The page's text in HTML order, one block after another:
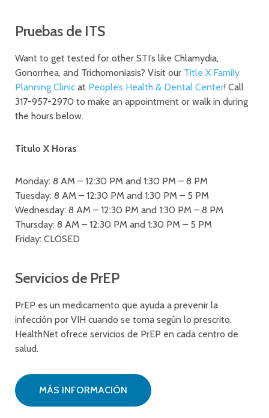
Pruebas de ITS
Want to get tested for other STI’s like Chlamydia,
Gonorrhea, and Trichomoniasis? Visit our Title X Family
Planning Clinic at People’s Health & Dental Center! Call
317-957-2970 to make an appointment or walk in during
the hours below.
Título X Horas
Monday: 8 AM – 12:30 PM and 1:30 PM – 8 PM
Tuesday: 8 AM – 12:30 PM and 1:30 PM – 5 PM
Wednesday: 8 AM – 12:30 PM and 1:30 PM – 8 PM
Thursday: 8 AM – 12:30 PM and 1:30 PM – 5 PM
Friday: CLOSED
Servicios de PrEP
PrEP es un medicamento que ayuda a prevenir la
infección por VIH cuando se toma según lo prescrito.
HealthNet ofrece servicios de PrEP en cada centro de
salud.
MÁS INFORMACIÓN